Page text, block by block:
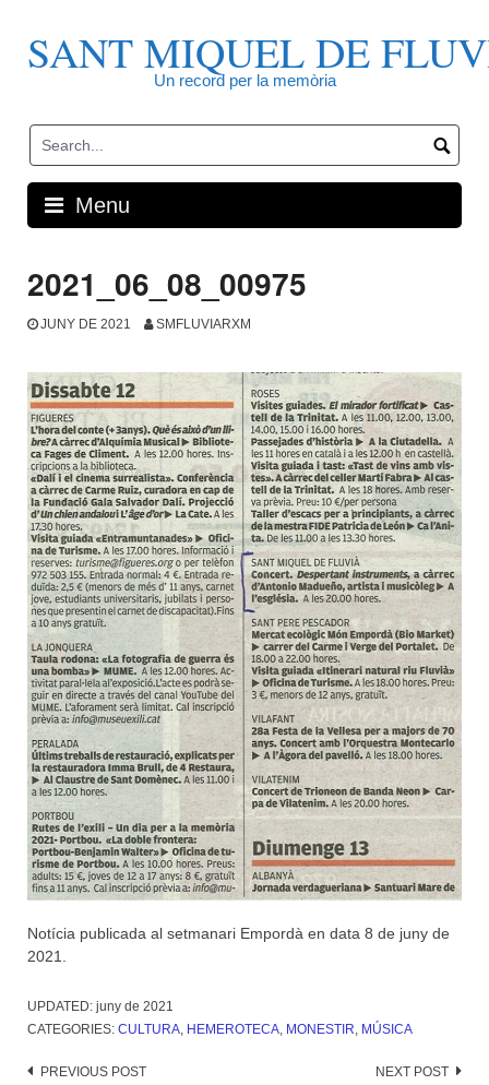
contentSANT MIQUEL DE
Un record per la memòria
Menu
2021_06_08_00975
JUNY DE 2021 SMFLUVIARXM
Notícia publicada al setmanari Empordà en data 8 de juny de
2021.
UPDATED: juny de 2021
CATEGORIES: CULTURA, HEMEROTECA, MONESTIR, MÚSICA
Post
PREVIOUS POST NEXT POST